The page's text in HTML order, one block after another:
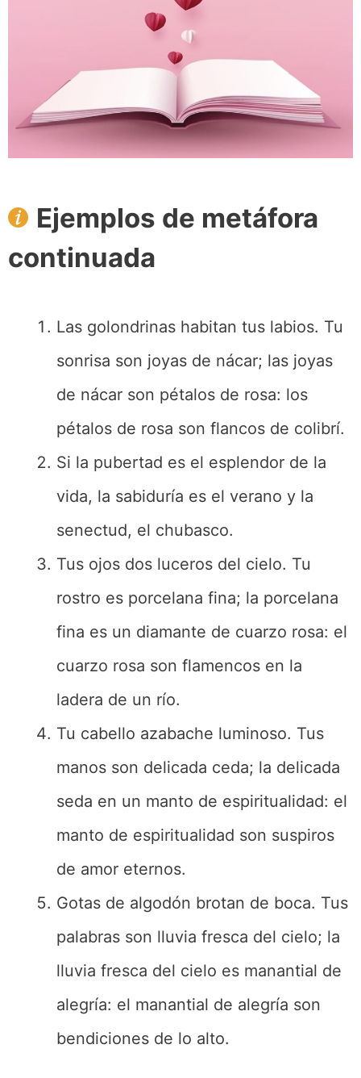
Ejemplos de metáfora
continuada
Las golondrinas habitan tus labios. Tu
sonrisa son joyas de nácar; las joyas
de nácar son pétalos de rosa: los
pétalos de rosa son flancos de colibrí.
Si la pubertad es el esplendor de la
vida, la sabiduría es el verano y la
senectud, el chubasco.
Tus ojos dos luceros del cielo. Tu
rostro es porcelana fina; la porcelana
fina es un diamante de cuarzo rosa: el
cuarzo rosa son flamencos en la
ladera de un río.
Tu cabello azabache luminoso. Tus
manos son delicada ceda; la delicada
seda en un manto de espiritualidad: el
manto de espiritualidad son suspiros
de amor eternos.
Gotas de algodón brotan de boca. Tus
palabras son lluvia fresca del cielo; la
lluvia fresca del cielo es manantial de
alegría: el manantial de alegría son
bendiciones de lo alto.